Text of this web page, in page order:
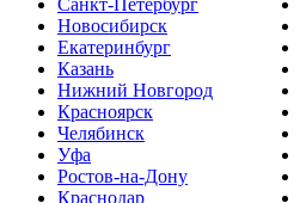
Санкт-Петербург
Новосибирск
Екатеринбург
Казань
Нижний Новгород
Красноярск
Челябинск
Уфа
Ростов-на-Дону
Краснодар